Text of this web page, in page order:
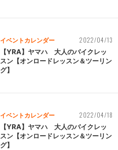
イベントカレンダー 2022/04/13
【YRA】ヤマハ 大人のバイクレッ
スン【オンロードレッスン＆ツーリン
グ】
イベントカレンダー 2022/04/18
【YRA】ヤマハ 大人のバイクレッ
スン【オンロードレッスン＆ツーリン
グ】